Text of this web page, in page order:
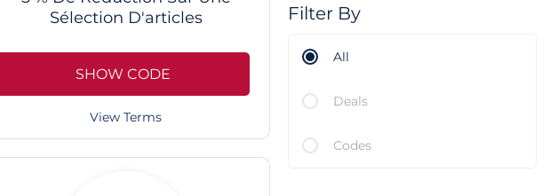
Sélection D'articles
SHOW CODE
View Terms
Filter By
All
Deals
Codes